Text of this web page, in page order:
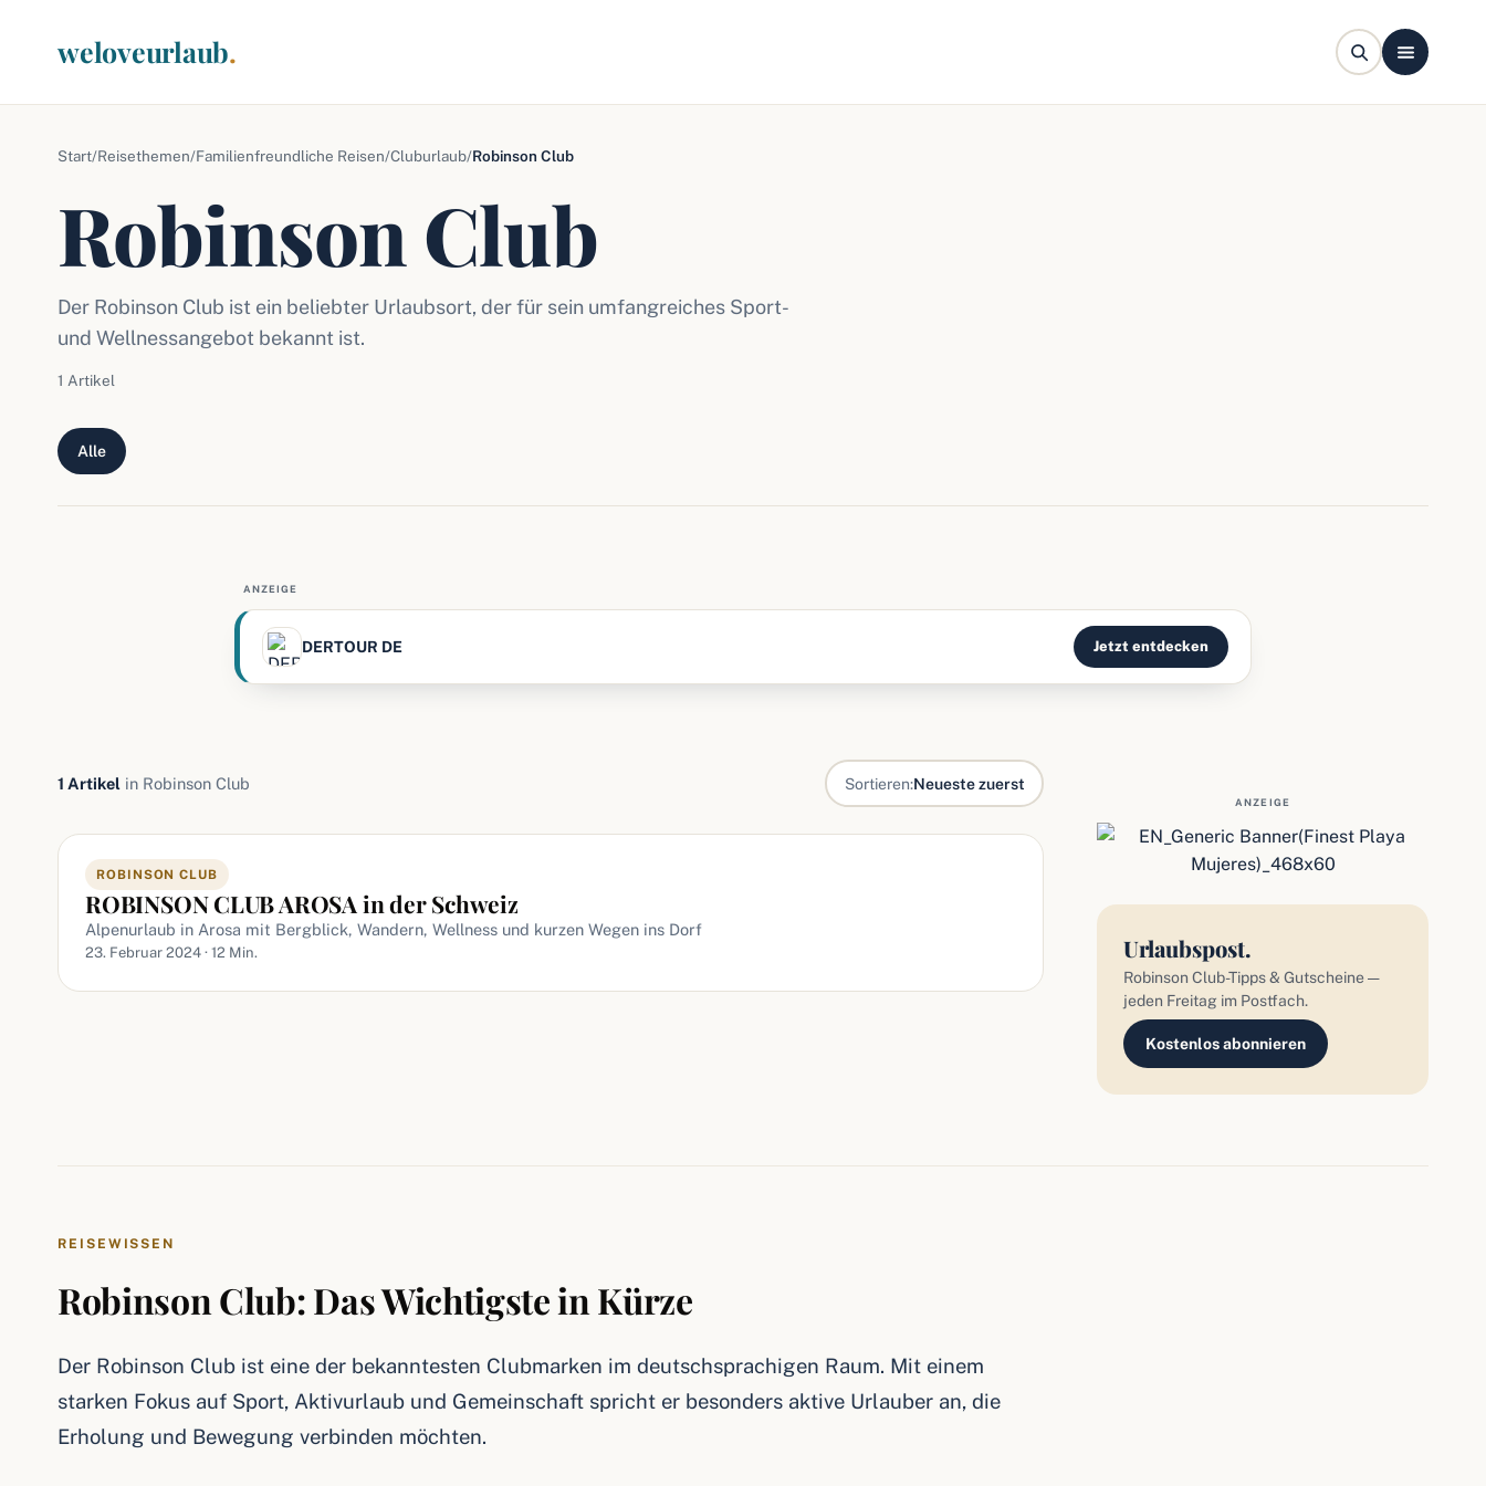
weloveurlaub.
Start/Reisethemen/Familienfreundliche Reisen/Cluburlaub/Robinson Club
Robinson Club
Der Robinson Club ist ein beliebter Urlaubsort, der für sein umfangreiches Sport-
und Wellnessangebot bekannt ist.
1 Artikel
Alle
ANZEIGE
DERTOUR DE Jetzt entdecken
1 Artikel in Robinson Club Sortieren:Neueste zuerst
Artikel in Robinson Club
ROBINSON CLUB
ROBINSON CLUB AROSA in der Schweiz
Alpenurlaub in Arosa mit Bergblick, Wandern, Wellness und kurzen Wegen ins Dorf
23. Februar 2024 · 12 Min.
ANZEIGE
Urlaubspost.
Robinson Club-Tipps & Gutscheine —
jeden Freitag im Postfach.
Kostenlos abonnieren
REISEWISSEN
Robinson Club: Das Wichtigste in Kürze
Der Robinson Club ist eine der bekanntesten Clubmarken im deutschsprachigen Raum. Mit einem
starken Fokus auf Sport, Aktivurlaub und Gemeinschaft spricht er besonders aktive Urlauber an, die
Erholung und Bewegung verbinden möchten.